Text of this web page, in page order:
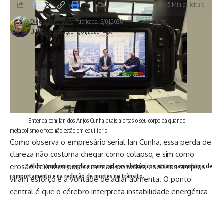
Entenda com Ian dos Anjos Cunha quais alertas o seu corpo dá quando
metabolismo e foco não estão em equilíbrio.
Como observa o empresário serial Ian Cunha, essa perda de
clareza não costuma chegar como colapso, e sim como
erosão: reuniões parecem mais pesadas, escolhas simples
viram esforço e a vontade de adiar aumenta. O ponto
central é que o cérebro interpreta instabilidade energética
Última atualização 13/01/2026 14:36
Diego Velázquez Publicado 13/01/2026
5 Min de leitura
Aldo Vendramin explica como radares eletrônicos atuam na mudança de
comportamento e na redução de mortes no trânsito.